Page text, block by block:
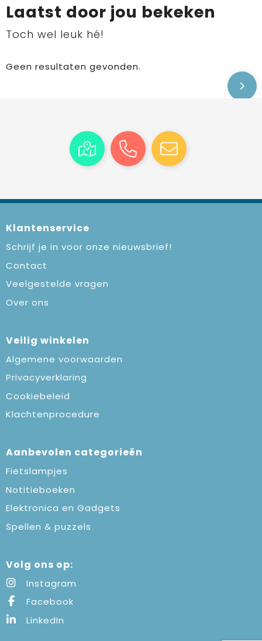
Laatst door jou bekeken
Toch wel leuk hé!
Geen resultaten gevonden.
Klantenservice
Schrijf je in voor onze nieuwsbrief!
Contact
Veelgestelde vragen
Over ons
Veilig winkelen
Algemene voorwaarden
Privacyverklaring
Cookiebeleid
Klachtenprocedure
Aanbevolen categorieën
Fietslampjes
Notitieboeken
Elektronica en Gadgets
Spellen & puzzels
Volg ons op:
Instagram
Facebook
LinkedIn